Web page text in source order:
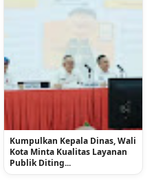
Kumpulkan Kepala Dinas, Wali
Kota Minta Kualitas Layanan
Publik Diting...